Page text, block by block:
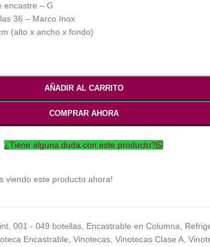
encastre – G
36 – Marco Inox
(alto x ancho x fondo)
AÑADIR AL CARRITO
COMPRAR AHORA
¿Tiene alguna duda con este producto?
viendo este producto ahora!
, 001 - 049 botellas, Encastrable en Columna
Encastrable Vinotecas, Vinotecas Clase A,